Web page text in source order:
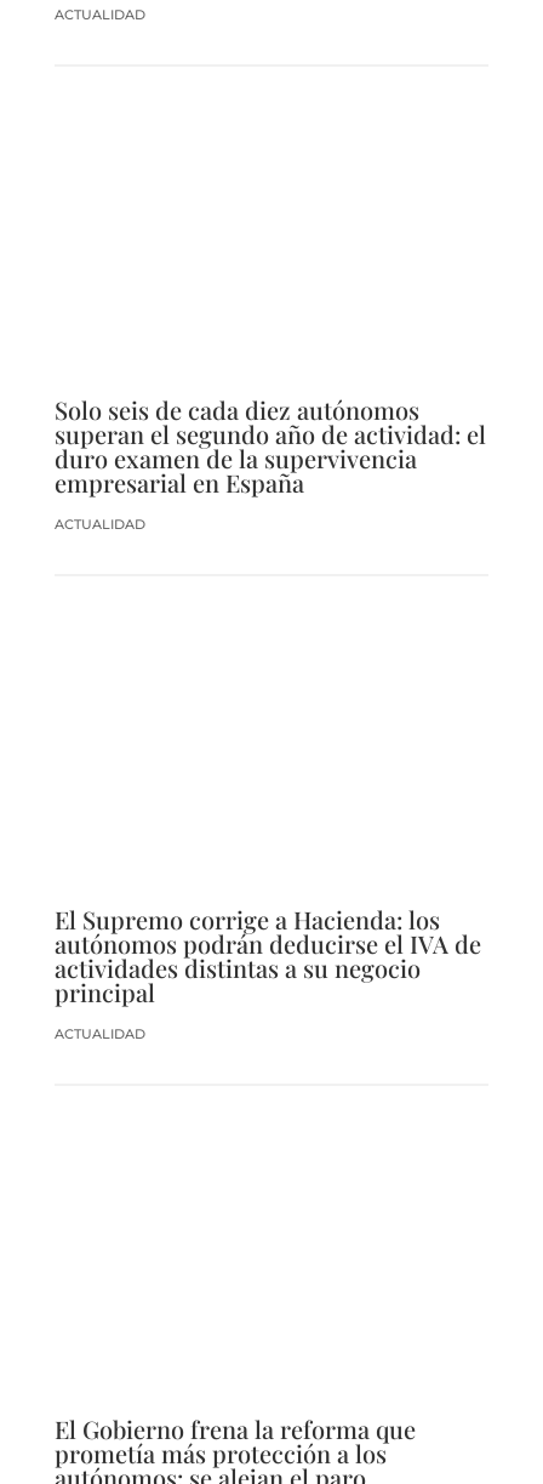
ACTUALIDAD
Solo seis de cada diez autónomos
superan el segundo año de actividad: el
duro examen de la supervivencia
empresarial en España
ACTUALIDAD
El Supremo corrige a Hacienda: los
autónomos podrán deducirse el IVA de
actividades distintas a su negocio
principal
ACTUALIDAD
El Gobierno frena la reforma que
prometía más protección a los